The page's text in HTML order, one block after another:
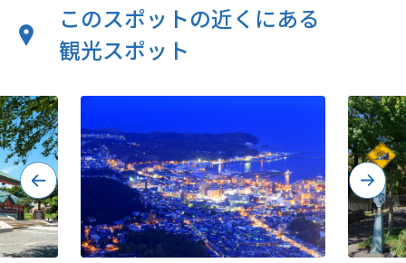
このスポットの近くにある
観光スポット